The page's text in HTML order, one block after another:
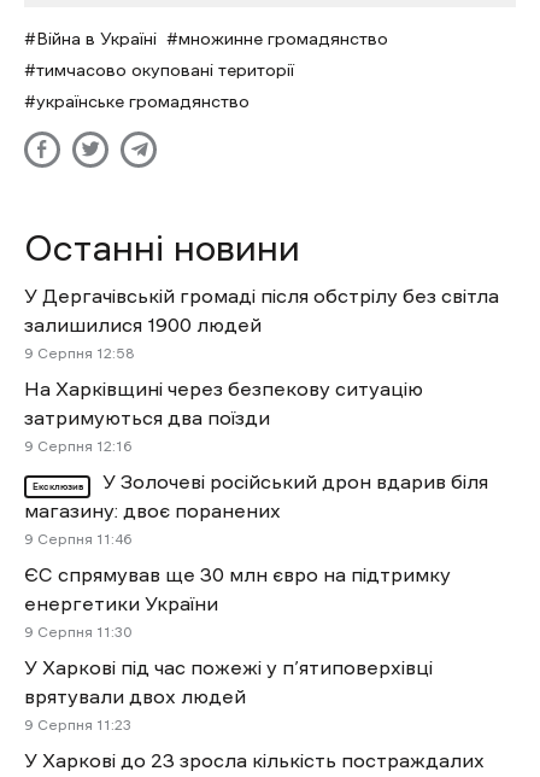
Війна в Україні
множинне громадянство
тимчасово окуповані території
українське громадянство
Останні новини
У Дергачівській громаді після обстрілу без світла
залишилися 1900 людей
9 Cерпня 12:58
На Харківщині через безпекову ситуацію
затримуються два поїзди
9 Cерпня 12:16
Ексклюзив
У Золочеві російський дрон вдарив біля
магазину: двоє поранених
9 Cерпня 11:46
ЄС спрямував ще 30 млн євро на підтримку
енергетики України
9 Cерпня 11:30
У Харкові під час пожежі у п’ятиповерхівці
врятували двох людей
9 Cерпня 11:23
У Харкові до 23 зросла кількість постраждалих